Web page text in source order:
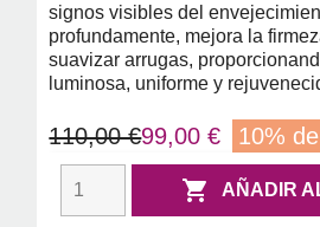
signos visibles del
profundamente, mejora la
suavizar arrugas,
luminosa, uniforme y
110,00 €99,00 € 10%
 AÑADIR